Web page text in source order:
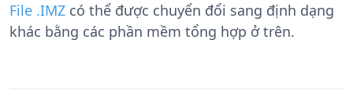
File .IMZ có thể được chuyển đổi sang định dạng
khác bằng các phần mềm tổng hợp ở trên.